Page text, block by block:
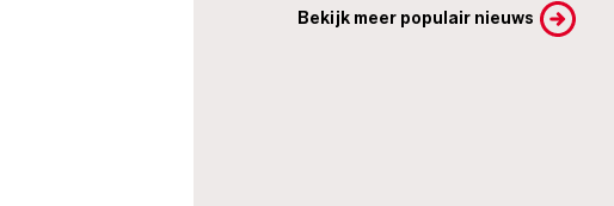
Bekijk meer populair nieuws